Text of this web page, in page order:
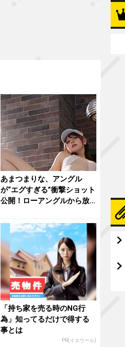
あまつまりな、アングル
が“エグすぎる”衝撃ショット
公開！ローアングルから放
「持ち家を売る時のNG行
為」知ってるだけで得する
事とは
PR(イエウール)